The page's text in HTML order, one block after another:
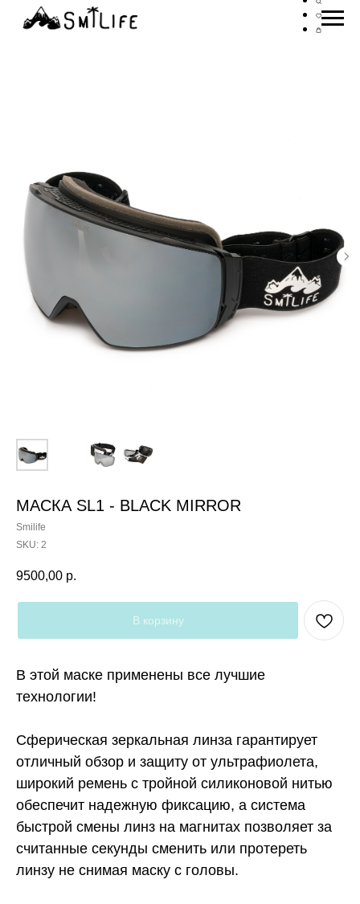
МАСКА SL1 - BLACK MIRROR
Smilife
SKU: 2
9500,00 р.
В корзину
В этой маске применены все лучшие
технологии!
Сферическая зеркальная линза гарантирует
отличный обзор и защиту от ультрафиолета,
широкий ремень с тройной силиконовой нитью
обеспечит надежную фиксацию, а система
быстрой смены линз на магнитах позволяет за
считанные секунды сменить или протереть
линзу не снимая маску с головы.